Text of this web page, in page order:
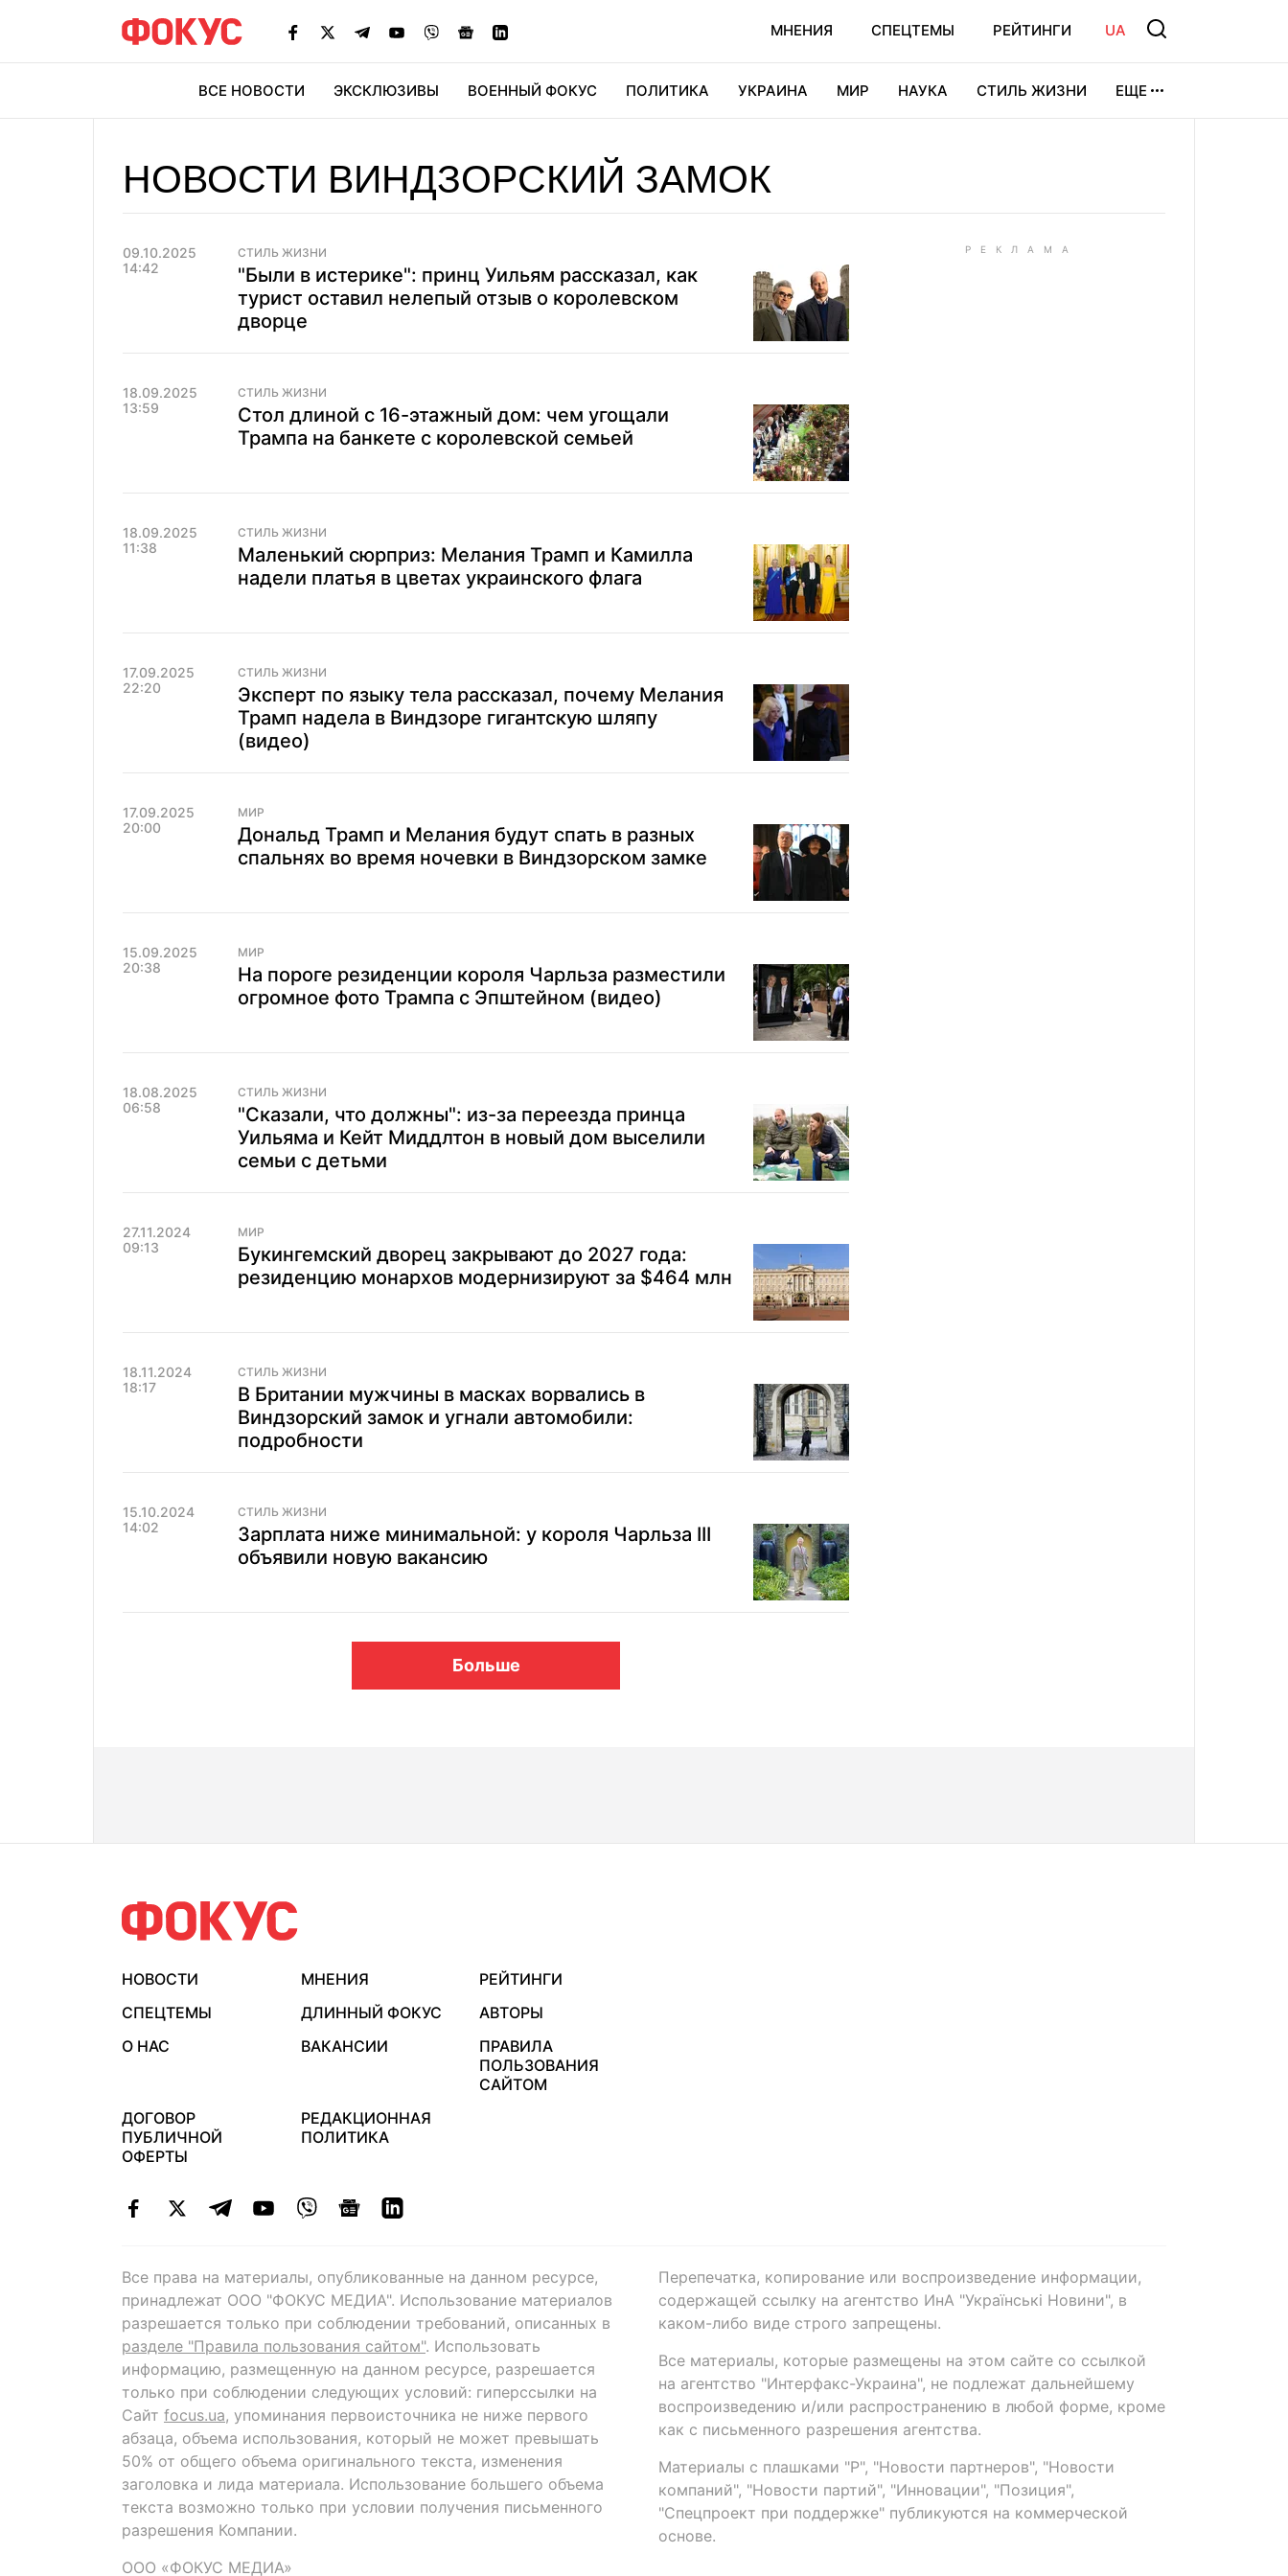
МНЕНИЯ СПЕЦТЕМЫ РЕЙТИНГИ UA
ВСЕ НОВОСТИ ЭКСКЛЮЗИВЫ ВОЕННЫЙ ФОКУС ПОЛИТИКА УКРАИНА МИР НАУКА СТИЛЬ ЖИЗНИ ЕЩЕ
НОВОСТИ ВИНДЗОРСКИЙ ЗАМОК
09.10.2025
14:42
СТИЛЬ ЖИЗНИ
"Были в истерике": принц Уильям рассказал, как
турист оставил нелепый отзыв о королевском
дворце
18.09.2025
13:59
СТИЛЬ ЖИЗНИ
Стол длиной с 16-этажный дом: чем угощали
Трампа на банкете с королевской семьей
18.09.2025
11:38
СТИЛЬ ЖИЗНИ
Маленький сюрприз: Мелания Трамп и Камилла
надели платья в цветах украинского флага
17.09.2025
22:20
СТИЛЬ ЖИЗНИ
Эксперт по языку тела рассказал, почему Мелания
Трамп надела в Виндзоре гигантскую шляпу
(видео)
17.09.2025
20:00
МИР
Дональд Трамп и Мелания будут спать в разных
спальнях во время ночевки в Виндзорском замке
15.09.2025
20:38
МИР
На пороге резиденции короля Чарльза разместили
огромное фото Трампа с Эпштейном (видео)
18.08.2025
06:58
СТИЛЬ ЖИЗНИ
"Сказали, что должны": из-за переезда принца
Уильяма и Кейт Миддлтон в новый дом выселили
семьи с детьми
27.11.2024
09:13
МИР
Букингемский дворец закрывают до 2027 года:
резиденцию монархов модернизируют за $464 млн
18.11.2024
18:17
СТИЛЬ ЖИЗНИ
В Британии мужчины в масках ворвались в
Виндзорский замок и угнали автомобили:
подробности
15.10.2024
14:02
СТИЛЬ ЖИЗНИ
Зарплата ниже минимальной: у короля Чарльза III
объявили новую вакансию
Больше
НОВОСТИ МНЕНИЯ
РЕЙТИНГИ
СПЕЦТЕМЫ
ДЛИННЫЙ ФОКУС
АВТОРЫ
О НАС
ВАКАНСИИ
ПРАВИЛА
ПОЛЬЗОВАНИЯ
САЙТОМ
ДОГОВОР
ПУБЛИЧНОЙ
ОФЕРТЫ
РЕДАКЦИОННАЯ
ПОЛИТИКА
Все права на материалы, опубликованные на данном ресурсе,
принадлежат ООО "ФОКУС МЕДИА". Использование материалов
разрешается только при соблюдении требований, описанных в
разделе "Правила пользования сайтом". Использовать
информацию, размещенную на данном ресурсе, разрешается
только при соблюдении следующих условий: гиперссылки на
Сайт focus.ua, упоминания первоисточника не ниже первого
абзаца, объема использования, который не может превышать
50% от общего объема оригинального текста, изменения
заголовка и лида материала. Использование большего объема
текста возможно только при условии получения письменного
разрешения Компании.
ООО «ФОКУС МЕДИА»
Перепечатка, копирование или воспроизведение информации,
содержащей ссылку на агентство ИнА "Українські Новини", в
каком-либо виде строго запрещены.
Все материалы, которые размещены на этом сайте со ссылкой
на агентство "Интерфакс-Украина", не подлежат дальнейшему
воспроизведению и/или распространению в любой форме, кроме
как с письменного разрешения агентства.
Материалы с плашками "Р", "Новости партнеров", "Новости
компаний", "Новости партий", "Инновации", "Позиция",
"Спецпроект при поддержке" публикуются на коммерческой
основе.